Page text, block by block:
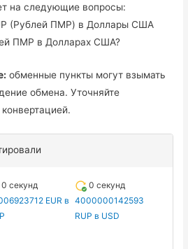
на следующие вопросы:
(Рублей ПМР) в Доллары США
ПМР в Долларах США?
обменные пункты могут взымать
обмена. Уточняйте
0 секунд
EUR в
0 секунд
4000000142593
RUP в USD